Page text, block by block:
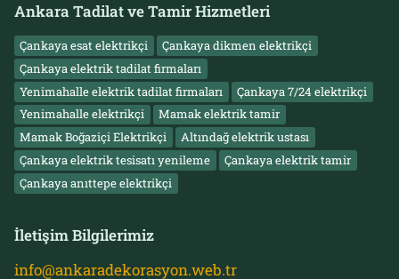
Ankara Tadilat ve Tamir Hizmetleri
Çankaya esat elektrikçi
Çankaya dikmen elektrikçi
Çankaya elektrik tadilat firmaları
Yenimahalle elektrik tadilat firmaları
Çankaya 7/24 elektrikçi
Yenimahalle elektrikçi
Mamak elektrik tamir
Mamak Boğaziçi Elektrikçi
Altındağ elektrik ustası
Çankaya elektrik tesisatı yenileme
Çankaya elektrik tamir
Çankaya anıttepe elektrikçi
İletişim Bilgilerimiz
info@ankaradekorasyon.web.tr